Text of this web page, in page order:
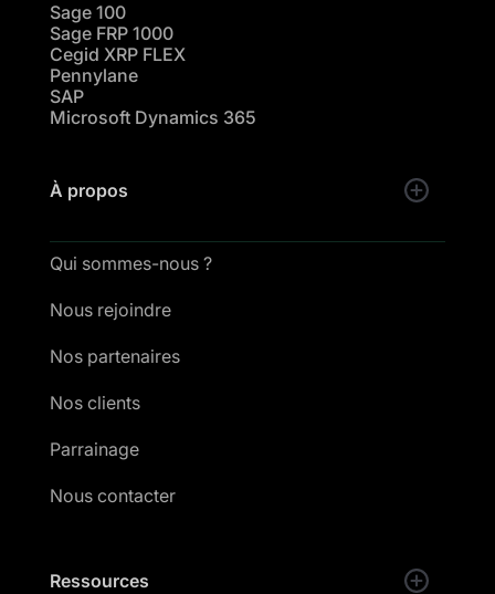
Sage 100
Sage FRP 1000
Cegid XRP FLEX
Pennylane
SAP
Microsoft Dynamics 365
À propos
Qui sommes-nous ?
Nous rejoindre
Nos partenaires
Nos clients
Parrainage
Nous contacter
Ressources